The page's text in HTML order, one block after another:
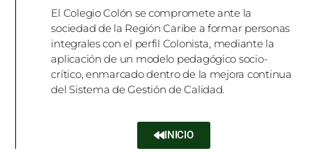
El Colegio Colón se compromete ante la
sociedad de la Región Caribe a formar personas
integrales con el perfil Colonista, mediante la
aplicación de un modelo pedagógico socio-
crítico, enmarcado dentro de la mejora continua
del Sistema de Gestión de Calidad.
INICIO